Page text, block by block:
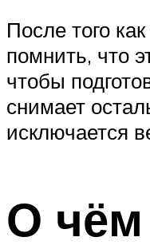
После того
помнить, что
чтобы
снимает
исключается
О чём